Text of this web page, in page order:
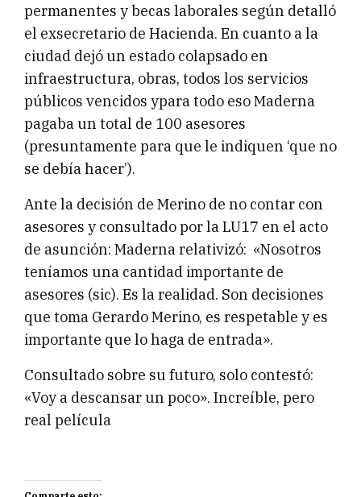
permanentes y becas laborales según detalló
el exsecretario de Hacienda. En cuanto a la
ciudad dejó un estado colapsado en
infraestructura, obras, todos los servicios
públicos vencidos ypara todo eso Maderna
pagaba un total de 100 asesores
(presuntamente para que le indiquen ‘que no
se debía hacer’).
Ante la decisión de Merino de no contar con
asesores y consultado por la LU17 en el acto
de asunción: Maderna relativizó: «Nosotros
teníamos una cantidad importante de
asesores (sic). Es la realidad. Son decisiones
que toma Gerardo Merino, es respetable y es
importante que lo haga de entrada».
Consultado sobre su futuro, solo contestó:
«Voy a descansar un poco». Increíble, pero
real película